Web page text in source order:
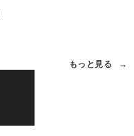
もっと見る